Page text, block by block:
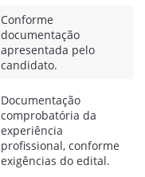
Conforme
documentação
apresentada pelo
candidato.
Documentação
comprobatória da
experiência
profissional, conforme
exigências do edital.